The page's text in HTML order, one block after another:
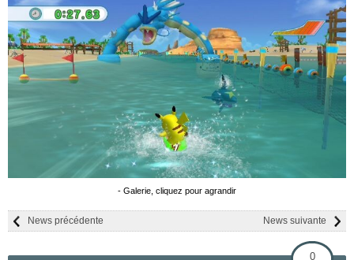
- Galerie, cliquez pour agrandir
News suivante
News précédente
0